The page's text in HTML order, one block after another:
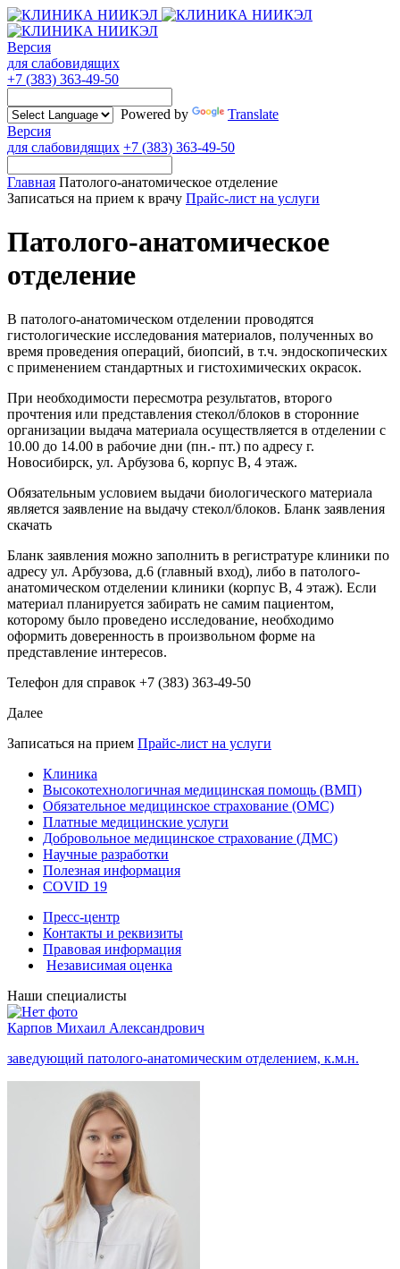
Версия
для слабовидящих
+7 (383) 363-49-50
Powered by
Translate
Версия
для слабовидящих +7 (383) 363-49-50
Главная Патолого-анатомическое отделение
Записаться на прием к врачу Прайс-лист на услуги
Патолого-анатомическое
отделение
В патолого-анатомическом отделении проводятся
гистологические исследования материалов, полученных во
время проведения операций, биопсий, в т.ч. эндоскопических
с применением стандартных и гистохимических окрасок.
При необходимости пересмотра результатов, второго
прочтения или представления стекол/блоков в сторонние
организации выдача материала осуществляется в отделении с
10.00 до 14.00 в рабочие дни (пн.- пт.) по адресу г.
Новосибирск, ул. Арбузова 6, корпус В, 4 этаж.
Обязательным условием выдачи биологического материала
является заявление на выдачу стекол/блоков. Бланк заявления
скачать
Бланк заявления можно заполнить в регистратуре клиники по
адресу ул. Арбузова, д.6 (главный вход), либо в патолого-
анатомическом отделении клиники (корпус В, 4 этаж). Если
материал планируется забирать не самим пациентом,
которому было проведено исследование, необходимо
оформить доверенность в произвольном форме на
представление интересов.
Телефон для справок +7 (383) 363-49-50
Далее
Записаться на прием Прайс-лист на услуги
Клиника
Высокотехнологичная медицинская помощь (ВМП)
Обязательное медицинское страхование (ОМС)
Платные медицинские услуги
Добровольное медицинское страхование (ДМС)
Научные разработки
Полезная информация
COVID 19
Пресс-центр
Контакты и реквизиты
Правовая информация
Независимая оценка
Наши специалисты
Карпов Михаил Александрович
заведующий патолого-анатомическим отделением, к.м.н.